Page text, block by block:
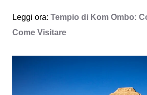
Leggi ora: Tempio di Kom Ombo:
Come Visitare